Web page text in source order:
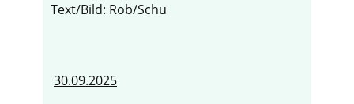
Text/Bild: Rob/Schu
30.09.2025